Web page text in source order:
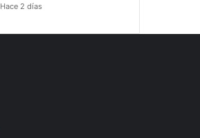
Hace 2 días